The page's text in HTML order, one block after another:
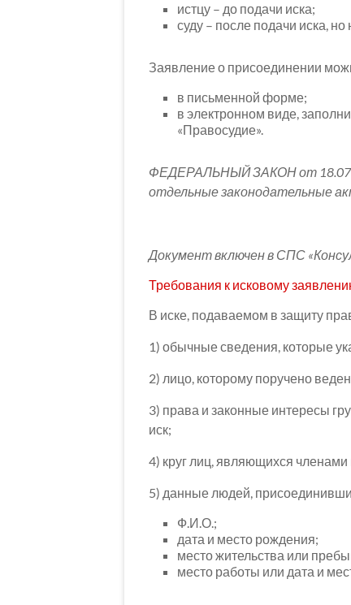
истцу – до подачи иска;
суду – после подачи иска, но
Заявление о присоединении
в письменной форме;
в электронном виде,
«Правосудие».
ФЕДЕРАЛЬНЫЙ ЗАКОН от
отдельные законодательные
Документ включен в СПС
Требования к исковому
В иске, подаваемом в защиту
1) обычные сведения, которые
2) лицо, которому поручено
3) права и законные интересы
иск;
4) круг лиц, являющихся членами
5) данные людей,
Ф.И.О.;
дата и место рождения;
место жительства или
место работы или дата и